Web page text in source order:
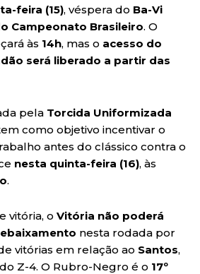
feira (15), véspera do Ba-Vi
Campeonato Brasileiro. O
às 14h, mas o acesso do
será liberado a partir das
pela Torcida Uniformizada
como objetivo incentivar o
antes do clássico contra o
nesta quinta-feira (16), às
.
vitória, o Vitória não poderá
nesta rodada por
vitórias em relação ao Santos,
Z-4. O Rubro-Negro é o 17º